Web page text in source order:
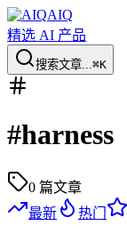
AIQ
精选 AI 产品
搜索文章...⌘K
#harness
0 篇文章
最新
热门